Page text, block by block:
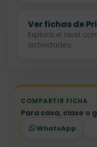
Ver fichas de
Explora el nivel
actividades.
COMPARTIR FICHA
Para casa, clase o
WhatsApp